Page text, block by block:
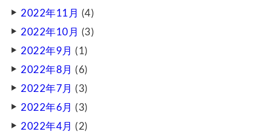
2022年11月 (4)
2022年10月 (3)
2022年9月 (1)
2022年8月 (6)
2022年7月 (3)
2022年6月 (3)
2022年4月 (2)